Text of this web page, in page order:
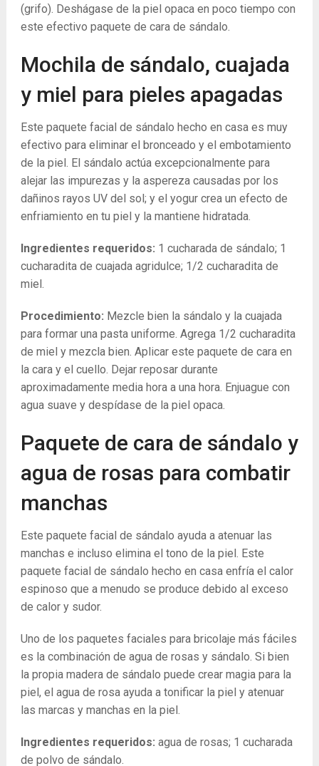
(grifo). Deshágase de la piel opaca en poco tiempo con
este efectivo paquete de cara de sándalo.
Mochila de sándalo, cuajada
y miel para pieles apagadas
Este paquete facial de sándalo hecho en casa es muy
efectivo para eliminar el bronceado y el embotamiento
de la piel. El sándalo actúa excepcionalmente para
alejar las impurezas y la aspereza causadas por los
dañinos rayos UV del sol; y el yogur crea un efecto de
enfriamiento en tu piel y la mantiene hidratada.
Ingredientes requeridos: 1 cucharada de sándalo; 1
cucharadita de cuajada agridulce; 1/2 cucharadita de
miel.
Procedimiento: Mezcle bien la sándalo y la cuajada
para formar una pasta uniforme. Agrega 1/2 cucharadita
de miel y mezcla bien. Aplicar este paquete de cara en
la cara y el cuello. Dejar reposar durante
aproximadamente media hora a una hora. Enjuague con
agua suave y despídase de la piel opaca.
Paquete de cara de sándalo y
agua de rosas para combatir
manchas
Este paquete facial de sándalo ayuda a atenuar las
manchas e incluso elimina el tono de la piel. Este
paquete facial de sándalo hecho en casa enfría el calor
espinoso que a menudo se produce debido al exceso
de calor y sudor.
Uno de los paquetes faciales para bricolaje más fáciles
es la combinación de agua de rosas y sándalo. Si bien
la propia madera de sándalo puede crear magia para la
piel, el agua de rosa ayuda a tonificar la piel y atenuar
las marcas y manchas en la piel.
Ingredientes requeridos: agua de rosas; 1 cucharada
de polvo de sándalo.